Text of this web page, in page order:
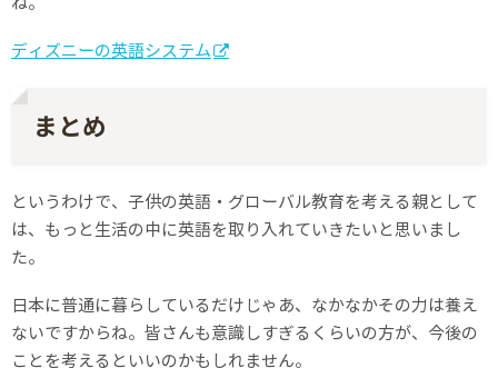
ディズニーの英語システム
まとめ
というわけで、子供の英語・グローバル教育を考える親として
は、もっと生活の中に英語を取り入れていきたいと思いまし
た。
日本に普通に暮らしているだけじゃあ、なかなかその力は養え
ないですからね。皆さんも意識しすぎるくらいの方が、今後の
ことを考えるといいのかもしれません。